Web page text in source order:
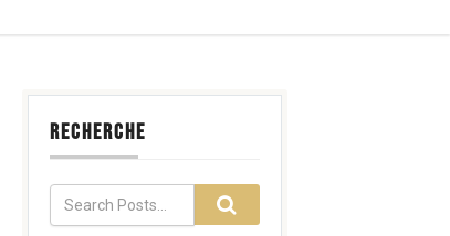
RECHERCHE